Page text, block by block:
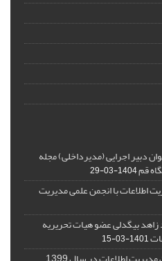
دبیر اجرایی (مدیرداخلی) مجله
قم1404-03-29
اطلاعات با انجمن علمی مدیریت
بیگدلی عضو هیات تحریریه
1401-03-15